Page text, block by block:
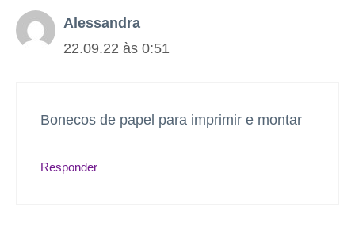
Alessandra
22.09.22 às 0:51
Bonecos de papel para imprimir e montar
Responder